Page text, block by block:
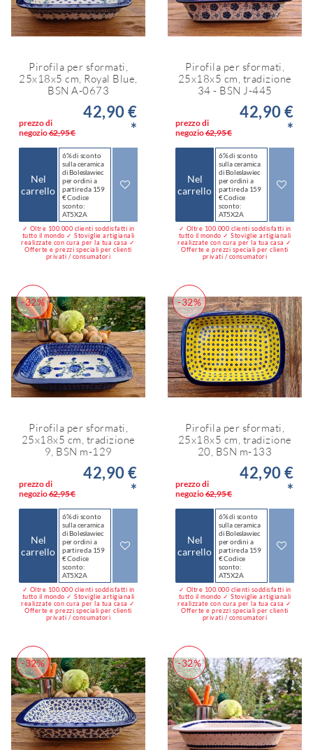
Pirofila per sformati,
25x18x5 cm, Royal Blue,
BSN A-0673
prezzo di
negozio62,95 €
42,90 €
*
Nel
carrello
6% di sconto
sulla ceramica
di Bolesławiec
per ordini a
partire da 159
€ Codice
sconto:
AT5X2A
✓ Oltre 100.000 clienti soddisfatti in
tutto il mondo ✓ Stoviglie artigianali
realizzate con cura per la tua casa ✓
Offerte e prezzi speciali per clienti
privati / consumatori
Pirofila per sformati,
25x18x5 cm, tradizione
34 - BSN J-445
prezzo di
negozio62,95 €
42,90 €
*
Nel
carrello
6% di sconto
sulla ceramica
di Bolesławiec
per ordini a
partire da 159
€ Codice
sconto:
AT5X2A
✓ Oltre 100.000 clienti soddisfatti in
tutto il mondo ✓ Stoviglie artigianali
realizzate con cura per la tua casa ✓
Offerte e prezzi speciali per clienti
privati / consumatori
-32%
Pirofila per sformati,
25x18x5 cm, tradizione
9, BSN m-129
prezzo di
negozio62,95 €
42,90 €
*
Nel
carrello
6% di sconto
sulla ceramica
di Bolesławiec
per ordini a
partire da 159
€ Codice
sconto:
AT5X2A
✓ Oltre 100.000 clienti soddisfatti in
tutto il mondo ✓ Stoviglie artigianali
realizzate con cura per la tua casa ✓
Offerte e prezzi speciali per clienti
privati / consumatori
-32%
Pirofila per sformati,
25x18x5 cm, tradizione
20, BSN m-133
prezzo di
negozio62,95 €
42,90 €
*
Nel
carrello
6% di sconto
sulla ceramica
di Bolesławiec
per ordini a
partire da 159
€ Codice
sconto:
AT5X2A
✓ Oltre 100.000 clienti soddisfatti in
tutto il mondo ✓ Stoviglie artigianali
realizzate con cura per la tua casa ✓
Offerte e prezzi speciali per clienti
privati / consumatori
-32% -32%